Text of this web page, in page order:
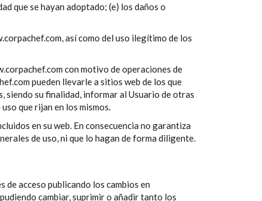
que se hayan adoptado; (e) los daños o
así como del uso ilegítimo de los
con motivo de operaciones de
pueden llevarle a sitios web de los que
siendo su finalidad, informar al Usuario de otras
que rijan en los mismos.
en su web. En consecuencia no garantiza
de uso, ni que lo hagan de forma diligente.
de acceso publicando los cambios en
cambiar, suprimir o añadir tanto los